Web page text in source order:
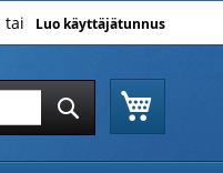
Luo käyttäjätunnus